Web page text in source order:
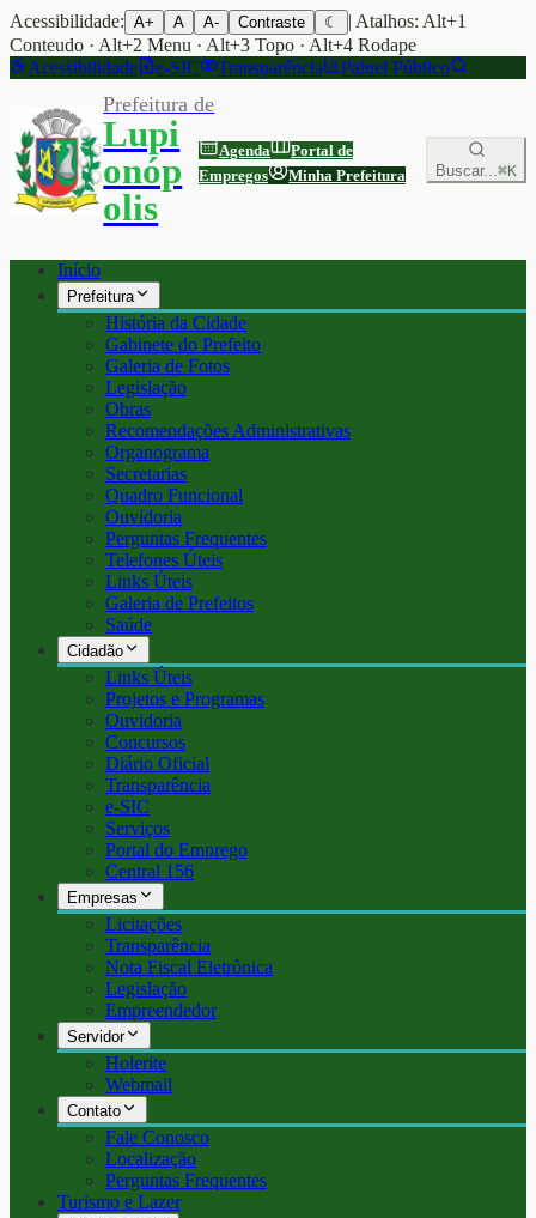
Acessibilidade: A+ A A- Contraste ☾
| Atalhos: Alt+1
Conteudo · Alt+2 Menu · Alt+3 Topo · Alt+4 Rodape
Acessibilidade
e-SIC Transparência Painel Público
Prefeitura de
Lupi
onóp
olis
Agenda
Portal de
Empregos
Minha Prefeitura Buscar...⌘K
Início
Prefeitura
História da Cidade
Gabinete do Prefeito
Galeria de Fotos
Legislação
Obras
Recomendações Administrativas
Organograma
Secretarias
Quadro Funcional
Ouvidoria
Perguntas Frequentes
Telefones Úteis
Links Úteis
Galeria de Prefeitos
Saúde
Cidadão
Links Úteis
Projetos e Programas
Ouvidoria
Concursos
Diário Oficial
Transparência
e-SIC
Serviços
Portal do Emprego
Central 156
Empresas
Licitações
Transparência
Nota Fiscal Eletrônica
Legislação
Empreendedor
Servidor
Holerite
Webmail
Contato
Fale Conosco
Localização
Perguntas Frequentes
Turismo e Lazer